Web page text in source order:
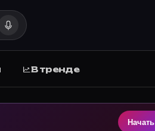
Movie Planner.
В тренде
Начать